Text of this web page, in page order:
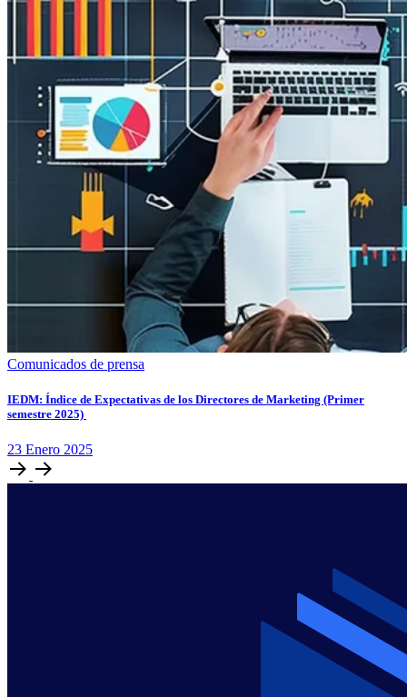
Comunicados de prensa
IEDM: Índice de Expectativas de los Directores de Marketing (Primer
semestre 2025)
23 Enero 2025